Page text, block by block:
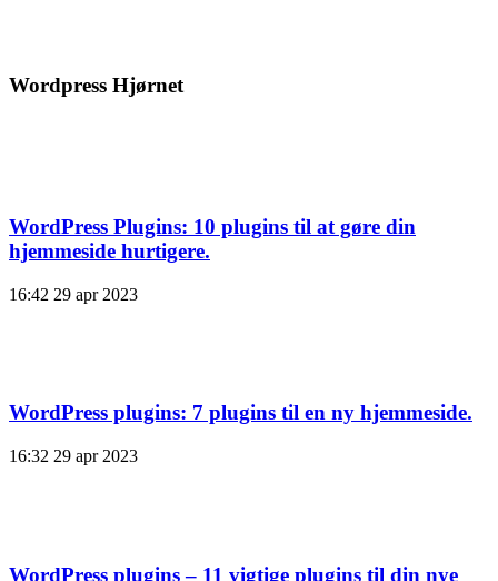
Wordpress Hjørnet
WordPress Plugins: 10 plugins til at gøre din
hjemmeside hurtigere.
16:42 29 apr 2023
WordPress plugins: 7 plugins til en ny hjemmeside.
16:32 29 apr 2023
WordPress plugins – 11 vigtige plugins til din nye